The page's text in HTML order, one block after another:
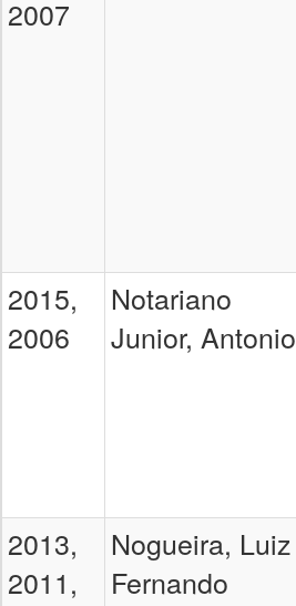
2007
2015,
2006
Notariano
Junior, Antonio
2013,
2011,
Nogueira, Luiz
Fernando